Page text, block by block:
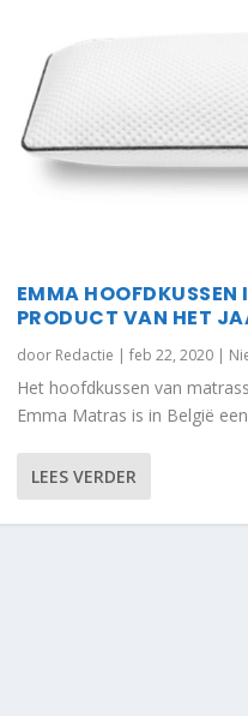
EMMA HOOFDKUSSEN
PRODUCT VAN HET
door Redactie | feb 22, 2020|
Het hoofdkussen van
Emma Matras is in België
LEES VERDER